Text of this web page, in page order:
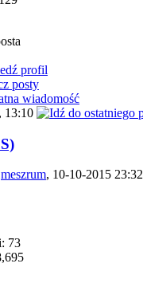
profil
posty
wiadomość
13:10
meszrum, 10-10-2015 23:32
73